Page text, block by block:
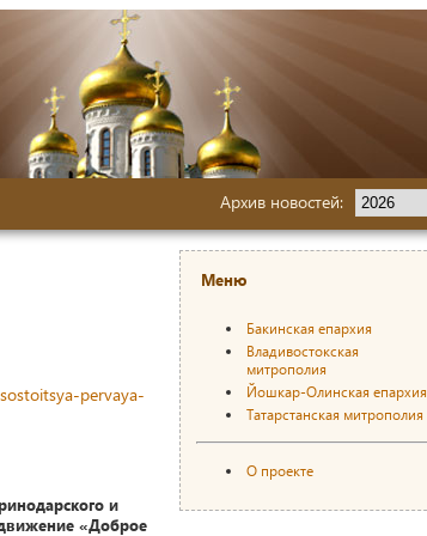
Архив новостей:
pervaya-
и
движение «Доброе
Меню
Бакинская епархия
Владивостокская
митрополия
Йошкар-Олинская епархия
Татарстанская митрополия
О проекте